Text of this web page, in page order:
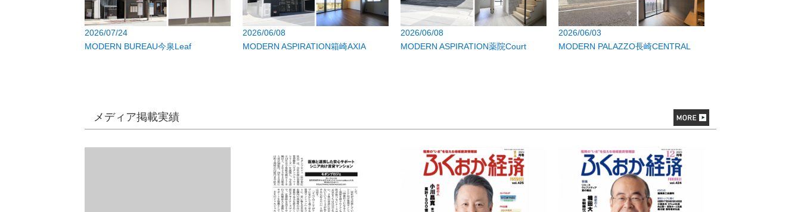
2026/07/24
MODERN BUREAU今泉Leaf
2026/06/08
MODERN ASPIRATION箱崎AXIA
2026/06/08
MODERN ASPIRATION薬院Court
2026/06/03
MODERN PALAZZO長崎CENTRAL
メディア掲載実績